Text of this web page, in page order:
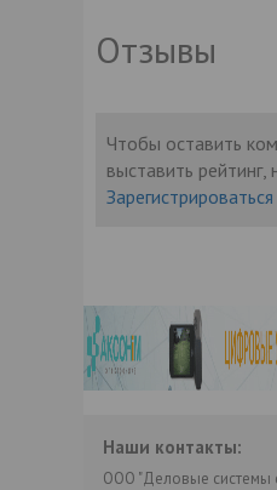
Отзывы
Чтобы оставить
выставить рейтинг,
Зарегистрироваться
Наши контакты:
ООО "Деловые системы